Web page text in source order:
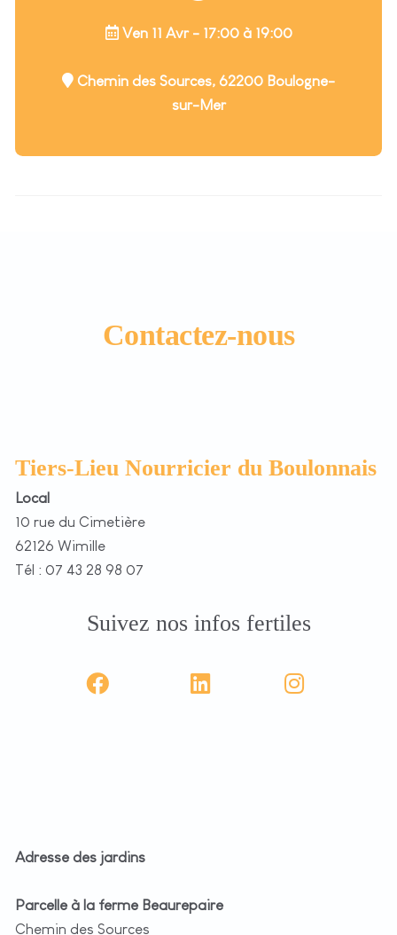
Ven 11 Avr - 17:00 à 19:00
Chemin des Sources, 62200 Boulogne-
sur-Mer
Contactez-nous
Tiers-Lieu Nourricier du Boulonnais
Local
10 rue du Cimetière
62126 Wimille
Tél : 07 43 28 98 07
Suivez nos infos fertiles
Adresse des jardins
Parcelle à la ferme Beaurepaire
Chemin des Sources